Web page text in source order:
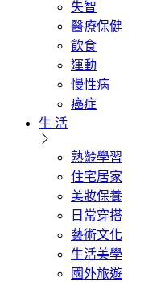
失智
醫療保健
飲食
運動
慢性病
癌症
生 活
熟齡學習
住宅居家
美妝保養
日常穿搭
藝術文化
生活美學
國外旅遊